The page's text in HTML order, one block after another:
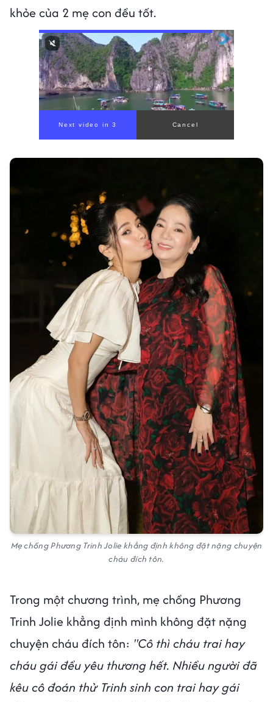
khỏe của 2 mẹ con đều tốt.
00:00/ 00:59
Mẹ chồng Phương Trinh Jolie khẳng định không đặt nặng chuyện
cháu đích tôn.
Trong một chương trình, mẹ chồng Phương
Trinh Jolie khẳng định mình không đặt nặng
chuyện cháu đích tôn: "Cô thì cháu trai hay
cháu gái đều yêu thương hết. Nhiều người đã
kêu cô đoán thử Trinh sinh con trai hay gái